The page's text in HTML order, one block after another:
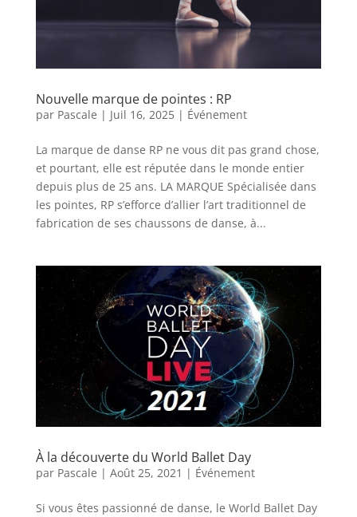
Nouvelle marque de pointes : RP
par Pascale | Juil 16, 2025| Événement
La marque de danse RP ne vous dit pas grand chose,
et pourtant, elle est réputée dans le monde entier
depuis plus de 25 ans. LA MARQUE Spécialisée dans
les pointes, RP s’efforce d’allier l’art traditionnel de
fabrication de ses chaussons de danse, à...
À la découverte du World Ballet Day
par Pascale | Août 25, 2021 | Événement
Si vous êtes passionné de danse, le World Ballet Day